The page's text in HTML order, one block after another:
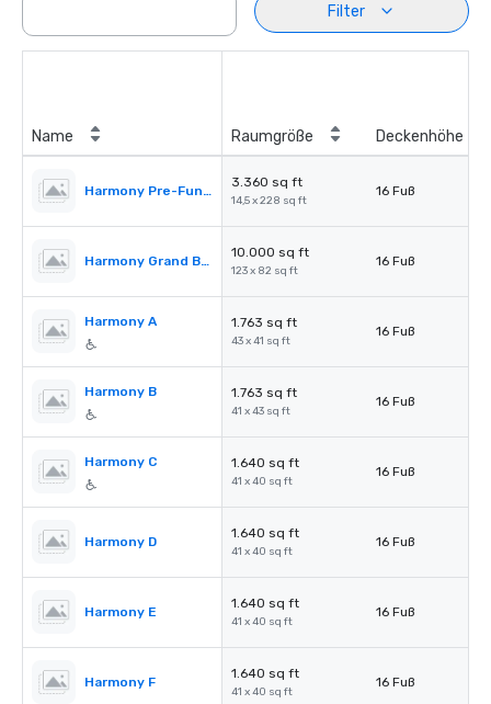
Filter
Name Raumgröße Deckenhöhe
Harmony Pre-Function Area
3.360 sq ft
14,5 x 228 sq ft
16 Fuß
Harmony Grand Ballroom
10.000 sq ft
123 x 82 sq ft
16 Fuß
Harmony A 1.763 sq ft
43 x 41 sq ft
16 Fuß
Harmony B 1.763 sq ft
41 x 43 sq ft
16 Fuß
Harmony C 1.640 sq ft
41 x 40 sq ft
16 Fuß
Harmony D
1.640 sq ft
41 x 40 sq ft
16 Fuß
Harmony E
1.640 sq ft
41 x 40 sq ft
16 Fuß
Harmony F
1.640 sq ft
41 x 40 sq ft
16 Fuß